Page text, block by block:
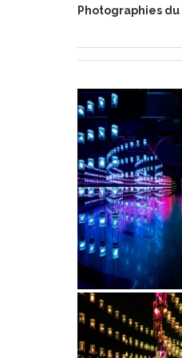
Photographies du